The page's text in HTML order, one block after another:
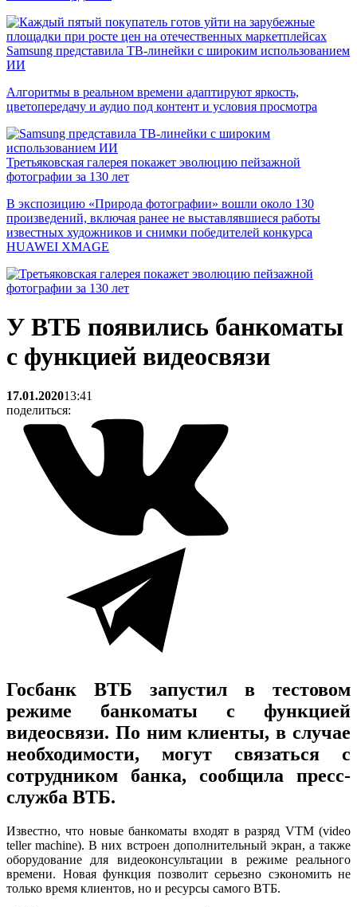
Samsung представила ТВ-линейки с широким использованием
ИИ
Алгоритмы в реальном времени адаптируют яркость,
цветопередачу и аудио под контент и условия просмотра
Третьяковская галерея покажет эволюцию пейзажной
фотографии за 130 лет
В экспозицию «Природа фотографии» вошли около 130
произведений, включая ранее не выставлявшиеся работы
известных художников и снимки победителей конкурса
HUAWEI XMAGE
У ВТБ появились банкоматы
с функцией видеосвязи
17.01.202013:41
поделиться:
Госбанк ВТБ запустил в тестовом
режиме банкоматы с функцией
видеосвязи. По ним клиенты, в случае
необходимости, могут связаться с
сотрудником банка, сообщила пресс-
служба ВТБ.
Известно, что новые банкоматы входят в разряд VTM (video
teller machine). В них встроен дополнительный экран, а также
оборудование для видеоконсультации в режиме реального
времени. Новая функция позволит серьезно сэкономить не
только время клиентов, но и ресурсы самого ВТБ.